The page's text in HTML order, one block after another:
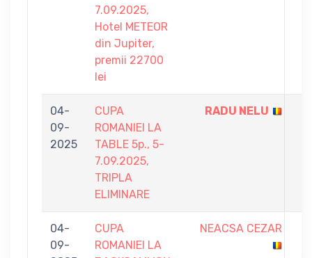
7.09.2025,
Hotel METEOR
din Jupiter,
premii 22700
lei
04-
09-
2025
CUPA
ROMANIEI LA
TABLE 5p., 5-
7.09.2025,
TRIPLA
ELIMINARE
RADU NELU
04-
09-
CUPA
ROMANIEI LA
NEACSA CEZAR